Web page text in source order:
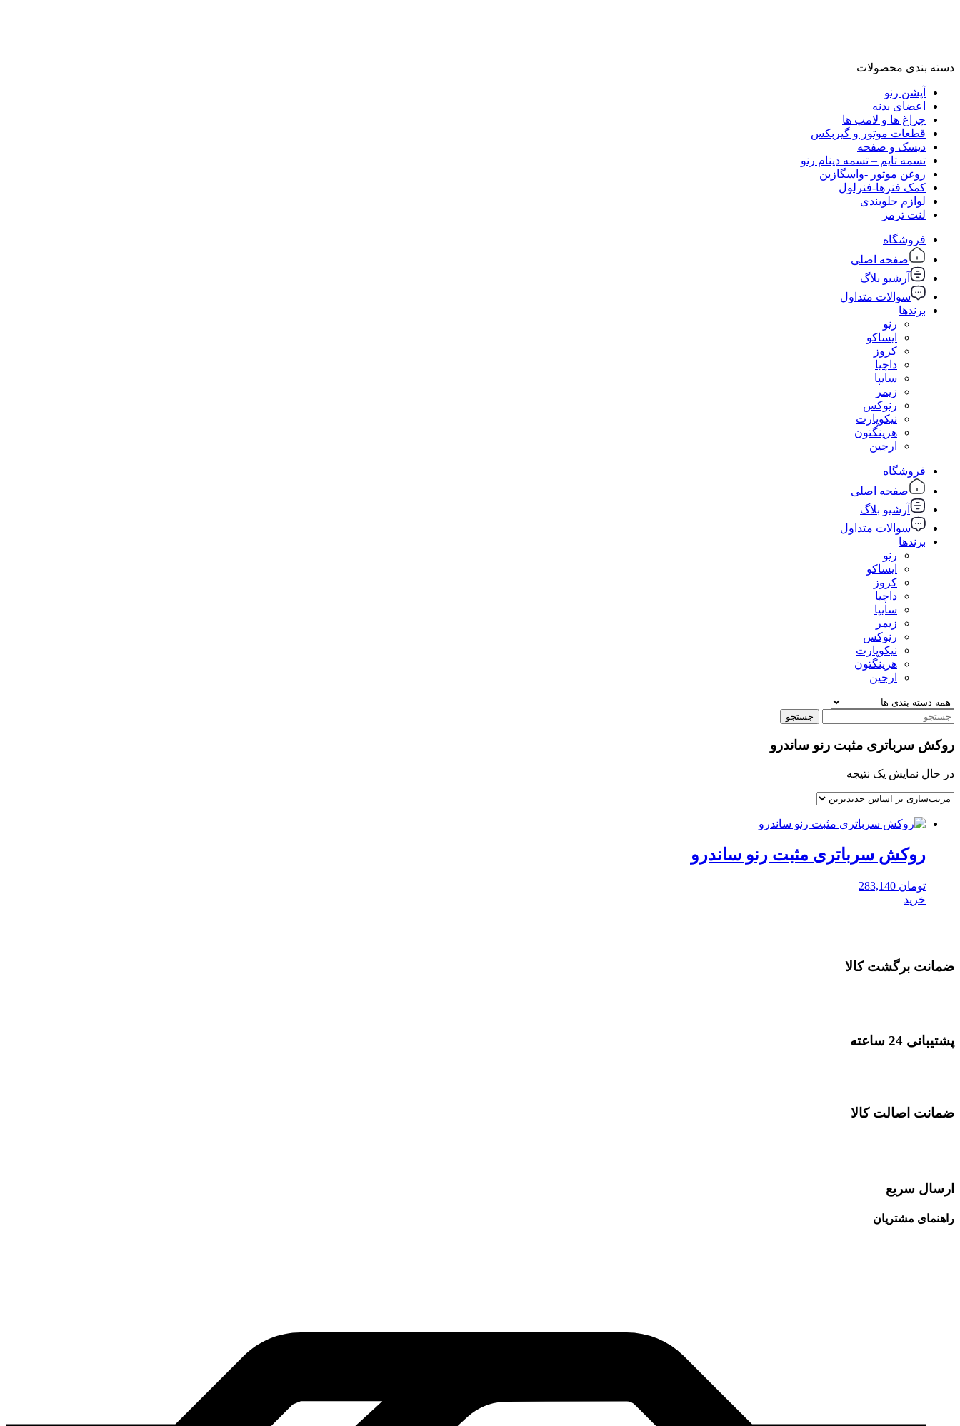
دسته‌ بندی محصولات
آپشن رنو
اعضای بدنه
چراغ ها و لامپ ها
قطعات موتور و گیربکس
دیسک و صفحه
تسمه تایم – تسمه دینام رنو
روغن موتور -واسگازین
کمک فنرها-فنرلول
لوازم جلوبندی
لنت ترمز
فروشگاه
صفحه اصلی
آرشیو بلاگ
سوالات متداول
برندها
رنو
ایساکو
کروز
داچیا
سایپا
زیمر
رنوکس
نیکوپارت
هرینگتون
ارجین
فروشگاه
صفحه اصلی
آرشیو بلاگ
سوالات متداول
برندها
رنو
ایساکو
کروز
داچیا
سایپا
زیمر
رنوکس
نیکوپارت
هرینگتون
ارجین
جستجو
روکش سرباتری مثبت رنو ساندرو
در حال نمایش یک نتیجه
روکش سرباتری مثبت رنو ساندرو
تومان
خرید
ضمانت برگشت کالا
پشتیبانی 24 ساعته
ضمانت اصالت کالا
ارسال سریع
راهنمای مشتریان